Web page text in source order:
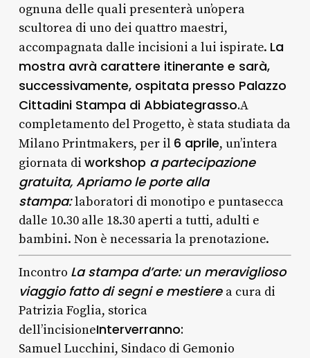
ognuna delle quali presenterà un’opera
scultorea di uno dei quattro maestri,
accompagnata dalle incisioni a lui ispirate. La
mostra avrà carattere itinerante e sarà,
successivamente, ospitata presso Palazzo
Cittadini Stampa di Abbiategrasso.A
completamento del Progetto, è stata studiata da
Milano Printmakers, per il 6 aprile, un’intera
giornata di workshop a partecipazione
gratuita, Apriamo le porte alla
stampa:laboratori di monotipo e puntasecca
dalle 10.30 alle 18.30 aperti a tutti, adulti e
bambini. Non è necessaria la prenotazione.
Incontro La stampa d’arte: un meraviglioso
viaggio fatto di segni e mestiere a cura di
Patrizia Foglia, storica
dell’incisioneInterverranno:
Samuel Lucchini, Sindaco di Gemonio